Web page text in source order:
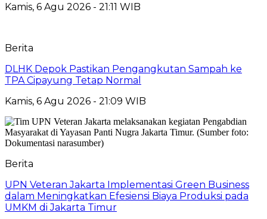
Kamis, 6 Agu 2026 - 21:11 WIB
Berita
DLHK Depok Pastikan Pengangkutan Sampah ke
TPA Cipayung Tetap Normal
Kamis, 6 Agu 2026 - 21:09 WIB
Berita
UPN Veteran Jakarta Implementasi Green Business
dalam Meningkatkan Efesiensi Biaya Produksi pada
UMKM di Jakarta Timur